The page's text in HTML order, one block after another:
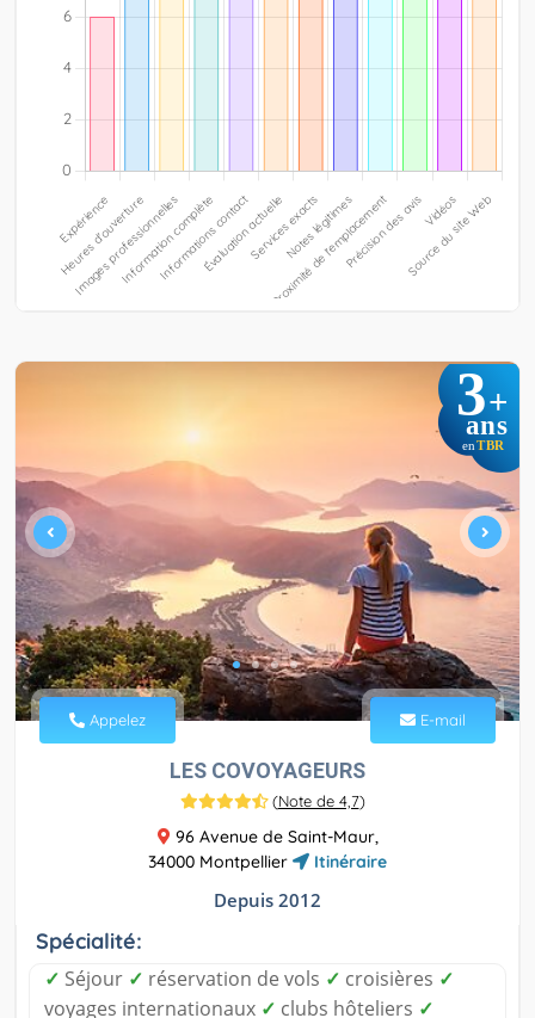
3+
ans
en TBR
Appelez E-mail
LES COVOYAGEURS
(Note de 4,7)
96 Avenue de Saint-Maur,
34000 Montpellier
Itinéraire
Depuis 2012
Spécialité:
✓ Séjour ✓ réservation de vols ✓ croisières ✓
voyages internationaux ✓ clubs hôteliers ✓